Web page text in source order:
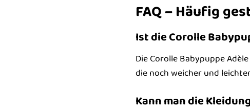
FAQ – Häufig
Ist die Corolle
Die Corolle Babypuppe
die noch weicher und
Kann man die